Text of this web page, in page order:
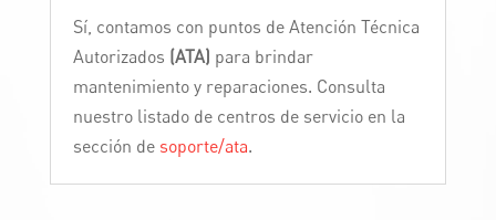
Sí, contamos con puntos de Atención Técnica
Autorizados (ATA) para brindar
mantenimiento y reparaciones. Consulta
nuestro listado de centros de servicio en la
sección de soporte/ata.